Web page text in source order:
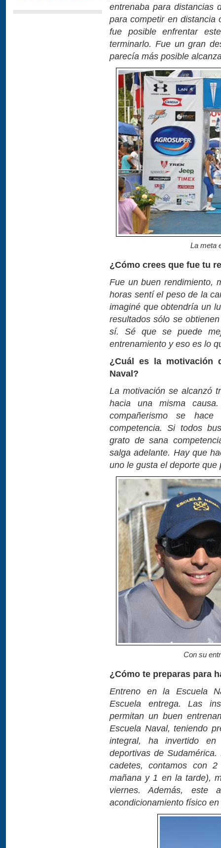
entrenaba para distancias
para competir en distancia
fue posible enfrentar
terminarlo. Fue un gran
parecía más posible
La meta
¿Cómo crees que fue tu
Fue un buen rendimiento,
horas sentí el peso de la
imaginé que obtendría un
resultados sólo se
sí. Sé que se puede
entrenamiento y eso es lo
¿Cuál es la motivación
Naval?
La motivación se alcanzó
hacia una misma
compañerismo se
competencia. Si todos
grato de sana
salga adelante. Hay que
uno le gusta el deporte que
Con su
¿Cómo te preparas para
Entreno en la Escuela
Escuela entrega. Las
permitan un buen
Escuela Naval, teniendo
integral, ha invertido
deportivas de
cadetes, contamos con
mañana y 1 en la tarde),
viernes. Además,
acondicionamiento físico